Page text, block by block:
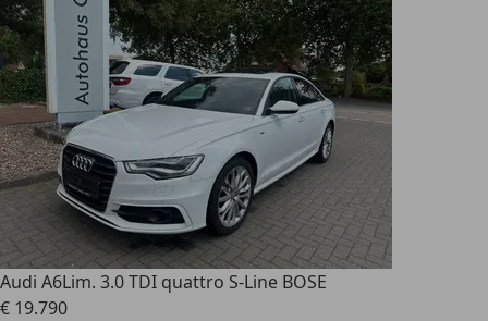
Audi A6Lim. 3.0 TDI quattro S-Line BOSE
€ 19.790